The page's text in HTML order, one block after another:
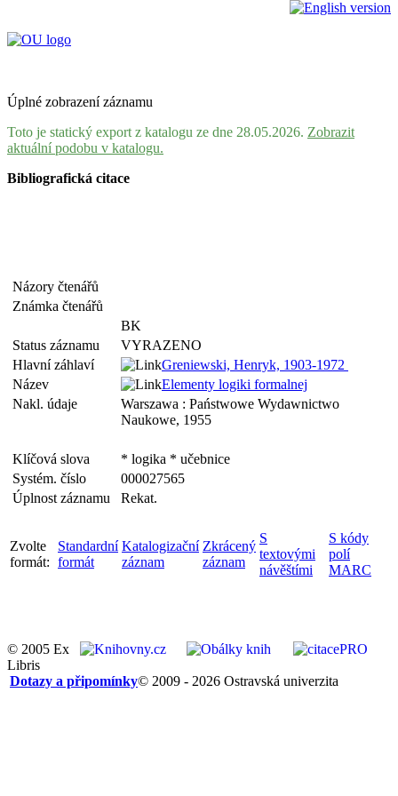
Úplné zobrazení záznamu
Toto je statický export z katalogu ze dne 28.05.2026. Zobrazit
aktuální podobu v katalogu.
Bibliografická citace
Názory čtenářů
Známka čtenářů
BK
Status záznamu
VYRAZENO
Hlavní záhlaví
Greniewski, Henryk, 1903-1972
Název
Elementy logiki formalnej
Nakl. údaje
Warszawa : Państwowe Wydawnictwo
Naukowe, 1955
Klíčová slova
* logika * učebnice
Systém. číslo
000027565
Úplnost záznamu
Rekat.
Zvolte
formát:
Standardní
formát
Katalogizační
záznam
Zkrácený
záznam
S
textovými
návěštími
S kódy
polí
MARC
© 2005 Ex
Libris
© 2009 - 2026 Ostravská univerzita
Dotazy a připomínky